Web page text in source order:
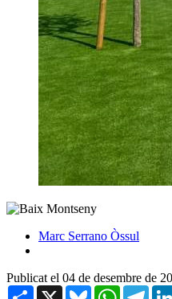
Marc Serrano Òssul
Publicat el 04 de desembre de
Share X BlueskyWhatsApp